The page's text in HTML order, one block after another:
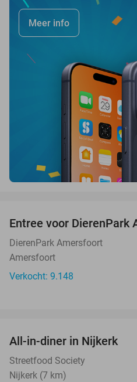
Meer info
Entree voor DierenPark
DierenPark Amersfoort
Amersfoort
Verkocht: 9.148
All-in-diner in Nijkerk
Streetfood Society
Nijkerk (7 km)